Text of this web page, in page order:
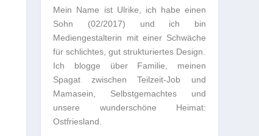
Mein Name ist Ulrike, ich habe einen
Sohn (02/2017) und ich bin
Mediengestalterin mit einer Schwäche
für schlichtes, gut strukturiertes Design.
Ich blogge über Familie, meinen
Spagat zwischen Teilzeit-Job und
Mamasein, Selbstgemachtes und
unsere wunderschöne Heimat:
Ostfriesland.